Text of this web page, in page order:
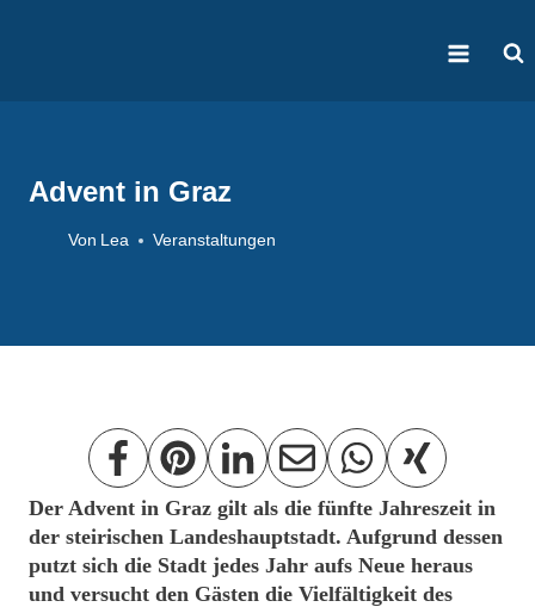
Advent in Graz
Von Lea Veranstaltungen
Der Advent in Graz gilt als die fünfte Jahreszeit in
der steirischen Landeshauptstadt. Aufgrund dessen
putzt sich die Stadt jedes Jahr aufs Neue heraus
und versucht den Gästen die Vielfältigkeit des